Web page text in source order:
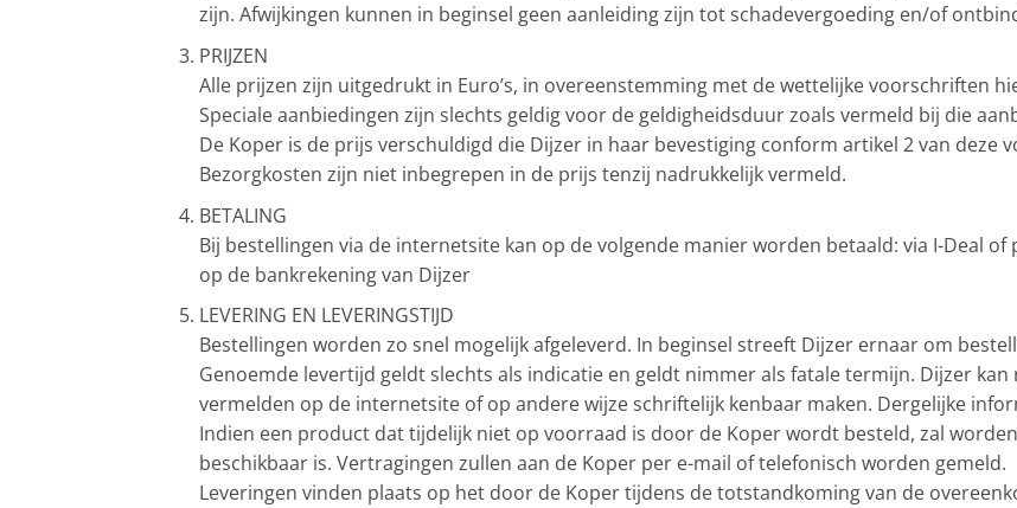
zijn. Afwijkingen kunnen in beginsel geen aanleiding zijn tot schadevergoeding en/of
PRIJZEN
Alle prijzen zijn uitgedrukt in Euro’s, in overeenstemming met de wettelijke voorschriften
Speciale aanbiedingen zijn slechts geldig voor de geldigheidsduur zoals vermeld bij die
De Koper is de prijs verschuldigd die Dijzer in haar bevestiging conform artikel 2 van deze
Bezorgkosten zijn niet inbegrepen in de prijs tenzij nadrukkelijk vermeld.
BETALING
Bij bestellingen via de internetsite kan op de volgende manier worden betaald: via I-Deal
op de bankrekening van Dijzer
LEVERING EN LEVERINGSTIJD
Bestellingen worden zo snel mogelijk afgeleverd. In beginsel streeft Dijzer ernaar om
Genoemde levertijd geldt slechts als indicatie en geldt nimmer als fatale termijn. Dijzer
vermelden op de internetsite of op andere wijze schriftelijk kenbaar maken. Dergelijke
Indien een product dat tijdelijk niet op voorraad is door de Koper wordt besteld, zal
beschikbaar is. Vertragingen zullen aan de Koper per e-mail of telefonisch worden gemeld.
Leveringen vinden plaats op het door de Koper tijdens de totstandkoming van de